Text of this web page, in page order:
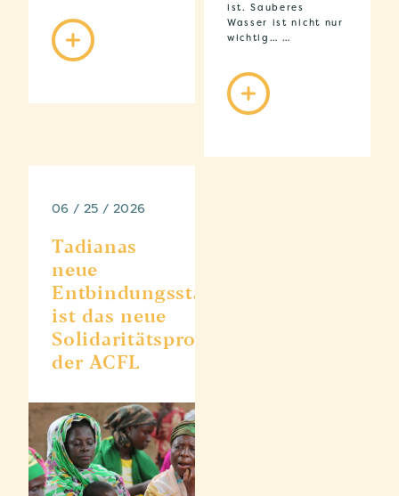
ist. Sauberes
Wasser ist nicht nur
wichtig… …
06 / 25 / 2026
Tadianas
neue
Entbindungsstation
ist das neue
Solidaritätsprojekt
der ACFL